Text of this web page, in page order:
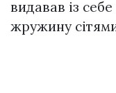
видавав із
жружину